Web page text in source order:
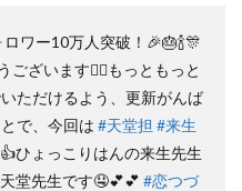
ワー10万人突破！🎉🎂🍾🎊
ございます🙇‍♀️もっともっと
ただけるよう、更新がんば
で、今回は #天堂担 #来生
ひょっこりはんの来生先生
堂先生です🤤💕💕 #恋つづ